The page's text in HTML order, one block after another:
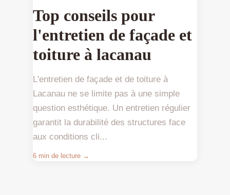
Top conseils pour
l'entretien de façade et
toiture à lacanau
L'entretien de façade et de toiture à
Lacanau ne se limite pas à une simple
question esthétique. Un entretien régulier
garantit la durabilité des structures face
aux conditions cli...
6 min de lecture →